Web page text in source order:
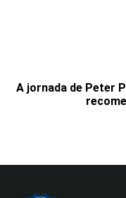
A jornada de Peter